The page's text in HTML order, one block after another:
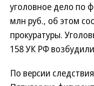
уголовное дело по
млн руб., об этом
прокуратуры.
158 УК РФ
По версии